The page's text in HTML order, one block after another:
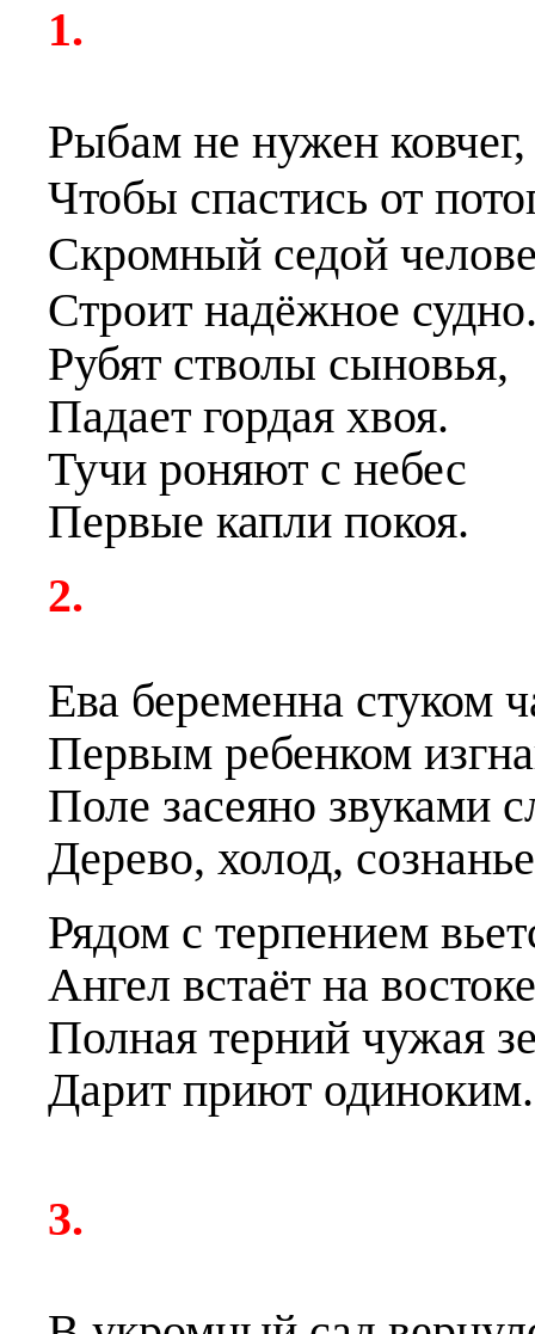
1.
Рыбам не нужен ковчег,
Чтобы спастись от
Скромный седой
Строит надёжное
Рубят стволы сыновья,
Падает гордая хвоя.
Тучи роняют с небес
Первые капли покоя.
2.
Ева беременна стуком
Первым ребенком
Поле засеяно звуками
Дерево, холод,
Рядом с терпением
Ангел встаёт на
Полная терний чужая
Дарит приют одиноким.
3.